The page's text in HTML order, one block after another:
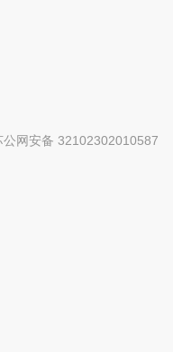
公网安备 32102302010587